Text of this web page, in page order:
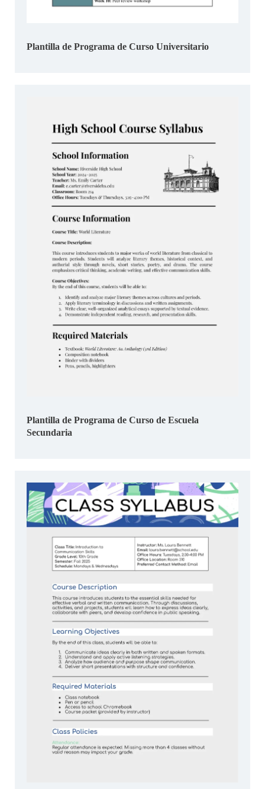
Plantilla de Programa de Curso Universitario
Plantilla de Programa de Curso de Escuela
Secundaria